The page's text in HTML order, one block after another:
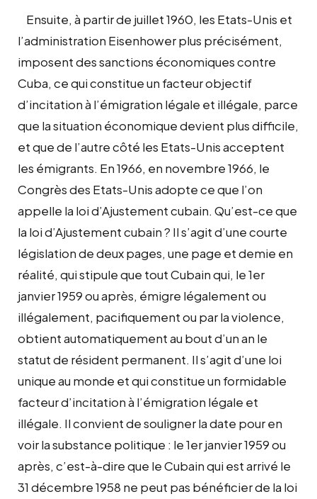
Ensuite, à partir de juillet 1960, les Etats-Unis et
l’administration Eisenhower plus précisément,
imposent des sanctions économiques contre
Cuba, ce qui constitue un facteur objectif
d’incitation à l’émigration légale et illégale, parce
que la situation économique devient plus difficile,
et que de l’autre côté les Etats-Unis acceptent
les émigrants. En 1966, en novembre 1966, le
Congrès des Etats-Unis adopte ce que l’on
appelle la loi d’Ajustement cubain. Qu’est-ce que
la loi d’Ajustement cubain ? Il s’agit d’une courte
législation de deux pages, une page et demie en
réalité, qui stipule que tout Cubain qui, le 1er
janvier 1959 ou après, émigre légalement ou
illégalement, pacifiquement ou par la violence,
obtient automatiquement au bout d’un an le
statut de résident permanent. Il s’agit d’une loi
unique au monde et qui constitue un formidable
facteur d’incitation à l’émigration légale et
illégale. Il convient de souligner la date pour en
voir la substance politique : le 1er janvier 1959 ou
après, c’est-à-dire que le Cubain qui est arrivé le
31 décembre 1958 ne peut pas bénéficier de la loi